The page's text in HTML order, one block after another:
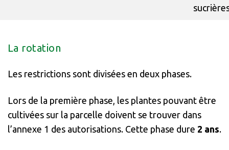
La rotation
Les restrictions sont divisées en deux phases.
Lors de la première phase, les plantes pouvant être
cultivées sur la parcelle doivent se trouver dans
l’annexe 1 des autorisations. Cette phase dure 2 ans.